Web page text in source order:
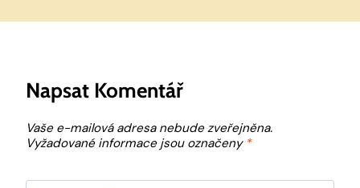
Napsat Komentář
Vaše e-mailová adresa nebude zveřejněna.
Vyžadované informace jsou označeny *